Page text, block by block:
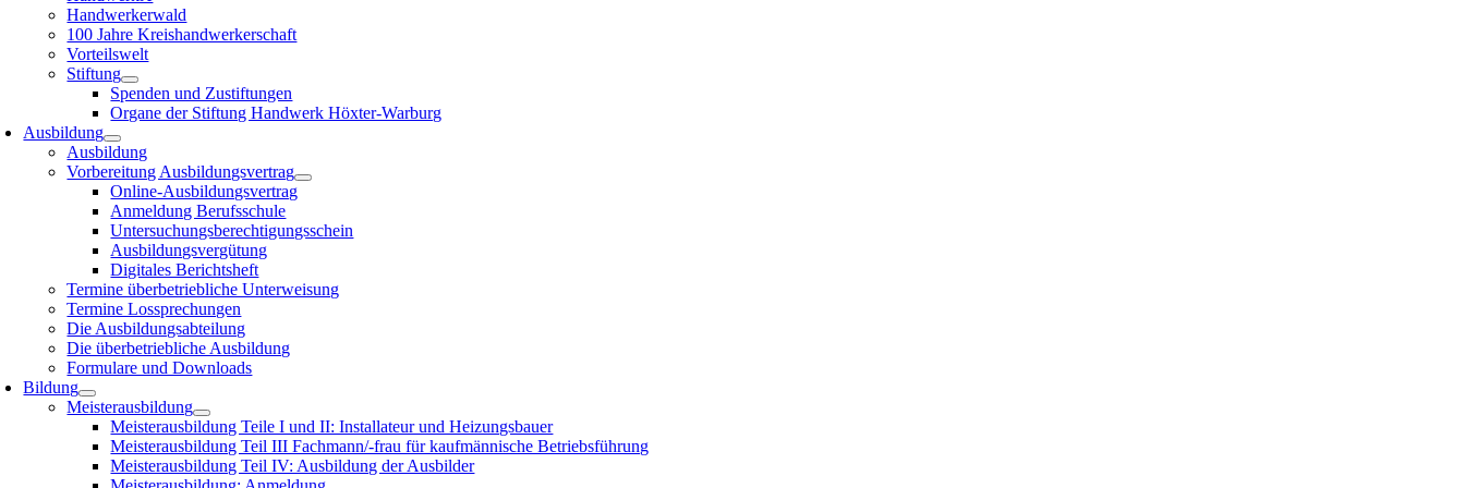
Handwerkerwald
100 Jahre Kreishandwerkerschaft
Vorteilswelt
Stiftung
Spenden und Zustiftungen
Organe der Stiftung Handwerk Höxter-Warburg
Ausbildung
Ausbildung
Vorbereitung Ausbildungsvertrag
Online-Ausbildungsvertrag
Anmeldung Berufsschule
Untersuchungsberechtigungsschein
Ausbildungsvergütung
Digitales Berichtsheft
Termine überbetriebliche Unterweisung
Termine Lossprechungen
Die Ausbildungsabteilung
Die überbetriebliche Ausbildung
Formulare und Downloads
Bildung
Meisterausbildung
Meisterausbildung Teile I und II: Installateur und Heizungsbauer
Meisterausbildung Teil III Fachmann/-frau für kaufmännische Betriebsführung
Meisterausbildung Teil IV: Ausbildung der Ausbilder